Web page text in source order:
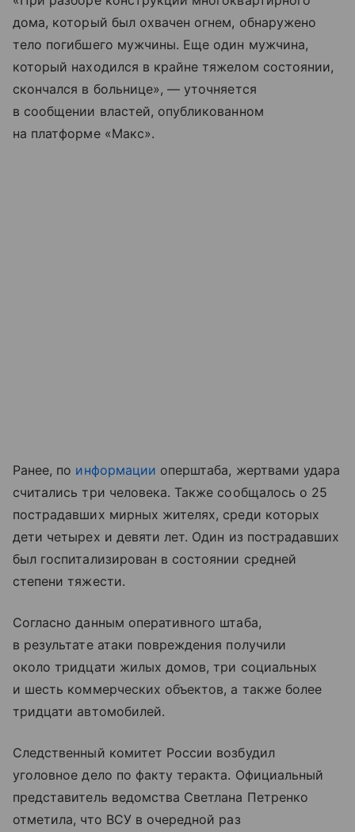
дома, который был охвачен огнем, обнаружено
тело погибшего мужчины. Еще один мужчина,
который находился в крайне тяжелом состоянии,
скончался в больнице», — уточняется
в сообщении властей, опубликованном
на платформе «Макс».
Ранее, по информации оперштаба, жертвами удара
считались три человека. Также сообщалось о 25
пострадавших мирных жителях, среди которых
дети четырех и девяти лет. Один из пострадавших
был госпитализирован в состоянии средней
степени тяжести.
Согласно данным оперативного штаба,
в результате атаки повреждения получили
около тридцати жилых домов, три социальных
и шесть коммерческих объектов, а также более
тридцати автомобилей.
Следственный комитет России возбудил
уголовное дело по факту теракта. Официальный
представитель ведомства Светлана Петренко
отметила, что ВСУ в очередной раз